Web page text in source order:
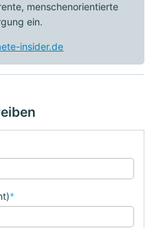
menschenorientierte
ein.
insider.de
*